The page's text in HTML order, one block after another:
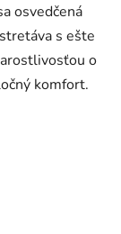
osvedčená
s ešte
o
komfort.